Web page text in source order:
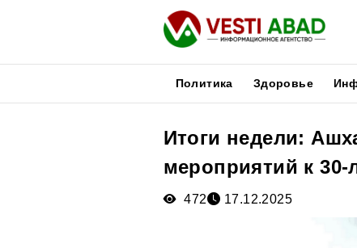
Политика Здоровье
Итоги недели:
мероприятий к 30-
472 17.12.2025